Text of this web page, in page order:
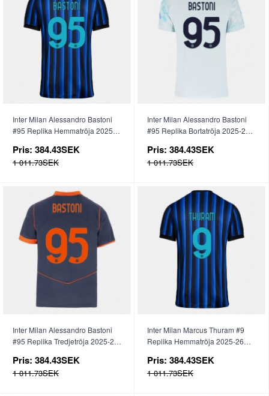
Inter Milan Alessandro Bastoni
#95 Replika Hemmatröja 2025-
Pris: 384.43SEK
1 011.73SEK
Inter Milan Alessandro Bastoni
#95 Replika Bortatröja 2025-26
Pris: 384.43SEK
1 011.73SEK
Inter Milan Alessandro Bastoni
#95 Replika Tredjetröja 2025-26
Pris: 384.43SEK
1 011.73SEK
Inter Milan Marcus Thuram #9
Replika Hemmatröja 2025-26
Pris: 384.43SEK
1 011.73SEK